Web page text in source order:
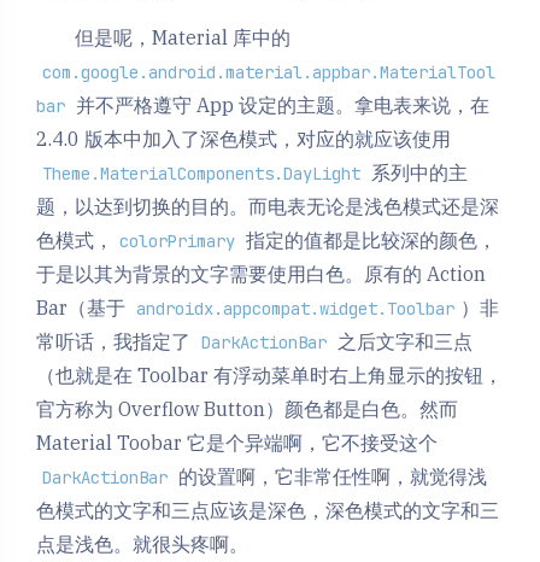
但是呢，Material 库中的
com.google.android.material.appbar.MaterialTool
bar 并不严格遵守 App 设定的主题。拿电表来说，在
2.4.0 版本中加入了深色模式，对应的就应该使用
Theme.MaterialComponents.DayLight 系列中的主
题，以达到切换的目的。而电表无论是浅色模式还是深
色模式，
colorPrimary 指定的值都是比较深的颜色，
于是以其为背景的文字需要使用白色。原有的 Action
Bar（基于 androidx.appcompat.widget.Toolbar ）非
常听话，我指定了
DarkActionBar 之后文字和三点
（也就是在 Toolbar 有浮动菜单时右上角显示的按钮，
官方称为 Overflow Button）颜色都是白色。然而
Material Toobar 它是个异端啊，它不接受这个
DarkActionBar 的设置啊，它非常任性啊，就觉得浅
色模式的文字和三点应该是深色，深色模式的文字和三
点是浅色。就很头疼啊。